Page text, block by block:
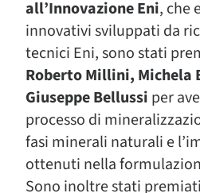
all’Innovazione Eni, che
innovativi sviluppati da
tecnici Eni, sono stati
Roberto Millini,
Giuseppe Bellussi per
processo di
fasi minerali naturali e
ottenuti nella
Sono inoltre stati premiati